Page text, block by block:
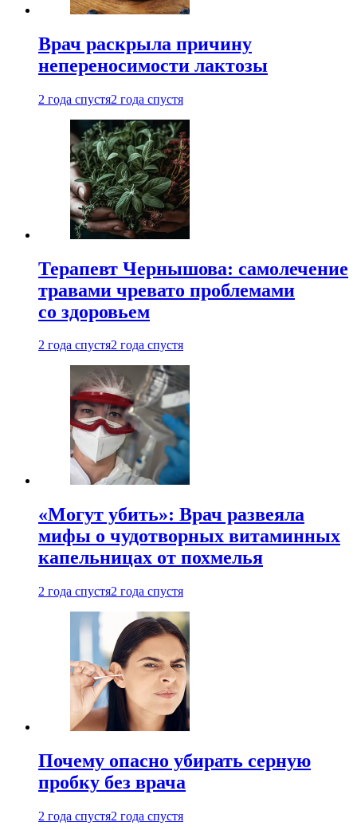
Врач раскрыла причину
непереносимости лактозы
2 года спустя2 года спустя
Терапевт Чернышова: самолечение
травами чревато проблемами
со здоровьем
2 года спустя2 года спустя
«Могут убить»: Врач развеяла
мифы о чудотворных витаминных
капельницах от похмелья
2 года спустя2 года спустя
Почему опасно убирать серную
пробку без врача
2 года спустя2 года спустя